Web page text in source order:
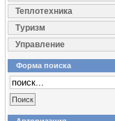
Теплотехника
Туризм
Управление
Форма поиска